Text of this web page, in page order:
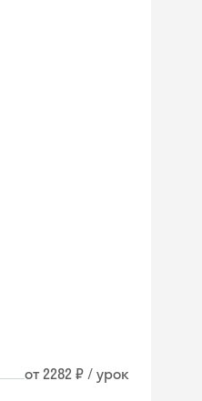
от 2282 ₽ / урок